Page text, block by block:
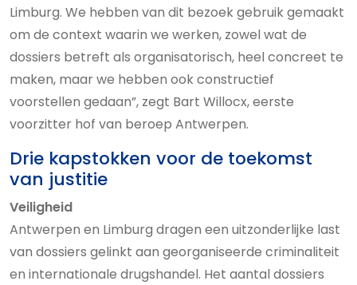
Limburg. We hebben van dit bezoek gebruik gemaakt
om de context waarin we werken, zowel wat de
dossiers betreft als organisatorisch, heel concreet te
maken, maar we hebben ook constructief
voorstellen gedaan”, zegt Bart Willocx, eerste
voorzitter hof van beroep Antwerpen.
Drie kapstokken voor de toekomst
van justitie
Veiligheid
Antwerpen en Limburg dragen een uitzonderlijke last
van dossiers gelinkt aan georganiseerde criminaliteit
en internationale drugshandel. Het aantal dossiers